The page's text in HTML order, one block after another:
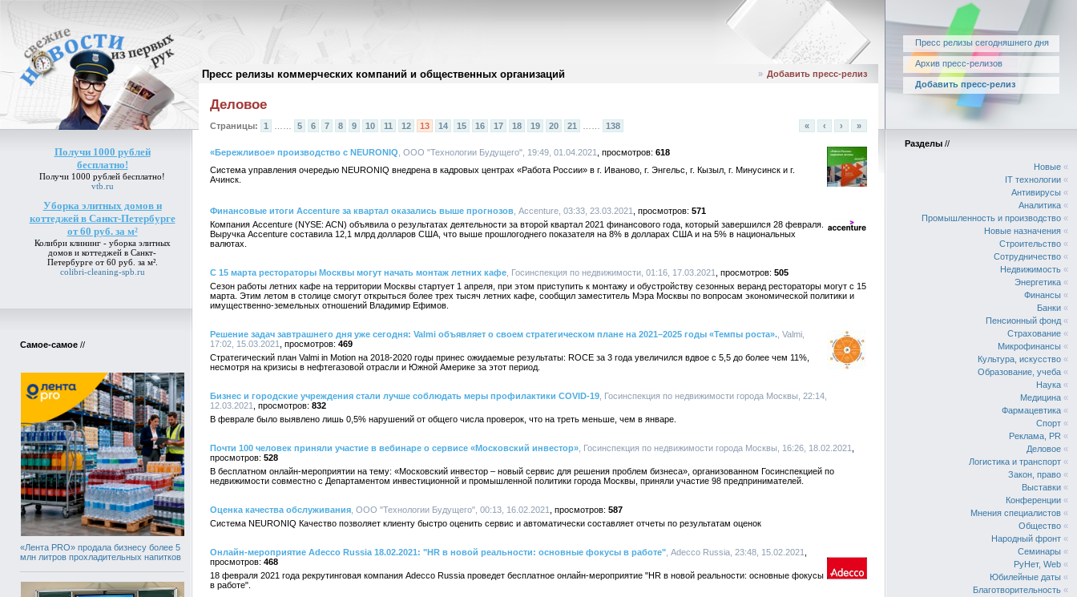
Пресс релизы коммерческих компаний и общественных организаций
Пресс релизы сегодняшнего дня
Архив пресс-релизов
Добавить пресс-релиз
Получи 1000 рублей
бесплатно!
Получи 1000 рублей бесплатно!
vtb.ru
Уборка элитных домов и
коттеджей в Санкт-Петербурге
от 60 руб. за м²
Колибри клининг - уборка элитных
домов и коттеджей в Санкт-
Петербурге от 60 руб. за м².
colibri-cleaning-spb.ru
Самое-самое //
«Лента PRO» продала бизнесу более 5
млн литров прохладительных напитков
Архив пресс-релизов// » Добавить пресс-релиз
Деловое
Страницы: 1 5 6 7 8 9 10 11 12 13 14 15 16 17 18 19 20 21 138 « ‹ › »
«Бережливое» производство с NEURONIQ , ООО "Технологии Будущего", 19:49, 01.04.2021
618
Система управления очередью NEURONIQ внедрена в кадровых центрах «Работа России» в г. Иваново, г. Энгельс, г. Кызыл, г. Минусинск и г.
Ачинск.
Финансовые итоги Accenture за квартал оказались выше прогнозов , Accenture, 03:33, 23.03.2021
571
Компания Accenture (NYSE: ACN) объявила о результатах деятельности за второй квартал 2021 финансового года, который завершился 28 февраля.
Выручка Accenture составила 12,1 млрд долларов США, что выше прошлогоднего показателя на 8% в долларах США и на 5% в национальных
валютах.
С 15 марта рестораторы Москвы могут начать монтаж летних кафе , Госинспекция по недвижимости, 01:16, 17.03.2021
505
Сезон работы летних кафе на территории Москвы стартует 1 апреля, при этом приступить к монтажу и обустройству сезонных веранд рестораторы могут с 15
марта. Этим летом в столице смогут открыться более трех тысяч летних кафе, сообщил заместитель Мэра Москвы по вопросам экономической политики и
имущественно-земельных отношений Владимир Ефимов.
Решение задач завтрашнего дня уже сегодня: Valmi объявляет о своем стратегическом плане на 2021–2025 годы «Темпы роста». , Valmi,
17:02, 15.03.2021
469
Стратегический план Valmi in Motion на 2018-2020 годы принес ожидаемые результаты: ROCE за 3 года увеличился вдвое с 5,5 до более чем 11%,
несмотря на кризисы в нефтегазовой отрасли и Южной Америке за этот период.
Бизнес и городские учреждения стали лучше соблюдать меры профилактики COVID-19 , Госинспекция по недвижимости города Москвы, 22:14,
12.03.2021
832
В феврале было выявлено лишь 0,5% нарушений от общего числа проверок, что на треть меньше, чем в январе.
Почти 100 человек приняли участие в вебинаре о сервисе «Московский инвестор» , Госинспекция по недвижимости города Москвы, 16:26, 18.02.2021
528
В бесплатном онлайн-мероприятии на тему: «Московский инвестор – новый сервис для решения проблем бизнеса», организованном Госинспекцией по
недвижимости совместно с Департаментом инвестиционной и промышленной политики города Москвы, приняли участие 98 предпринимателей.
Оценка качества обслуживания , ООО "Технологии Будущего", 00:13, 16.02.2021
587
Система NEURONIQ Качество позволяет клиенту быстро оценить сервис и автоматически составляет отчеты по результатам оценок
Онлайн-мероприятие Adecco Russia 18.02.2021: "HR в новой реальности: основные фокусы в работе" , Adecco Russia, 23:48, 15.02.2021
468
18 февраля 2021 года рекрутинговая компания Adecco Russia проведет бесплатное онлайн-мероприятие "HR в новой реальности: основные фокусы
в работе".
Разделы //
Новые «
IT технологии «
Антивирусы «
Аналитика «
Промышленность и производство «
Новые назначения «
Строительство «
Сотрудничество «
Недвижимость «
Энергетика «
Финансы «
Банки «
Пенсионный фонд «
Страхование «
Микрофинансы «
Культура, искусство «
Образование, учеба «
Наука «
Медицина «
Фармацевтика «
Спорт «
Реклама, PR «
Деловое «
Логистика и транспорт «
Закон, право «
Выставки «
Конференции «
Мнения специалистов «
Общество «
Народный фронт «
Семинары «
РуНет, Web «
Юбилейные даты «
Благотворительность «